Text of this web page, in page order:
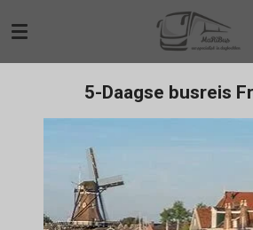
direct
naar
hoofdinhoud
5-Daagse busreis